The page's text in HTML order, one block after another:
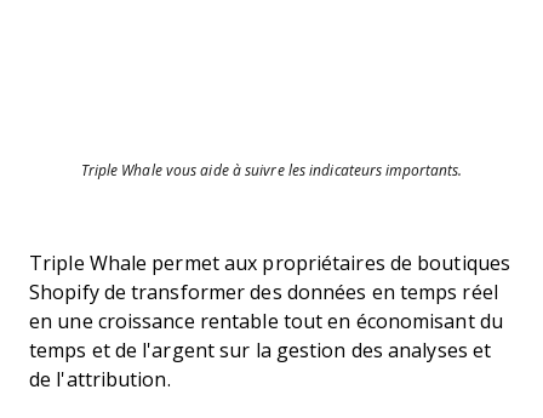
Triple Whale vous aide à suivre les indicateurs importants.
Triple Whale permet aux propriétaires de boutiques
Shopify de transformer des données en temps réel
en une croissance rentable tout en économisant du
temps et de l'argent sur la gestion des analyses et
de l'attribution.